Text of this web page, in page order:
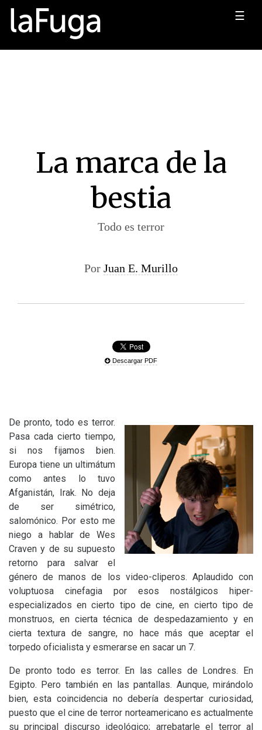
☰
La marca de la
bestia
Todo es terror
Por Juan E. Murillo
Descargar PDF
De pronto, todo es terror.
Pasa cada cierto tiempo,
si nos fijamos bien.
Europa tiene un ultimátum
como antes lo tuvo
Afganistán, Irak. No deja
de ser simétrico,
salomónico. Por esto me
niego a hablar de Wes
Craven y de su supuesto
retorno para salvar el
género de manos de los video-cliperos. Aplaudido con
voluptuosa cinefagia por esos nostálgicos hiper-
especializados en cierto tipo de cine, en cierto tipo de
monstruos, en cierta técnica de despedazamiento y en
cierta textura de sangre, no hace más que aceptar el
torpedo oficialista y esmerarse en sacar un 7.
De pronto todo es terror. En las calles de Londres. En
Egipto. Pero también en las pantallas. Aunque, mirándolo
bien, esta coincidencia no debería despertar curiosidad,
puesto que el cine de terror norteamericano es actualmente
su principal discurso ideológico; arrebatarle el terror al